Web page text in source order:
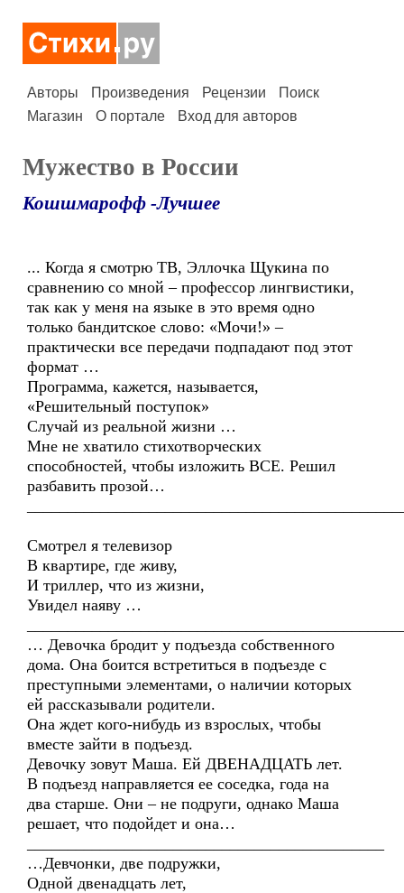
Авторы Произведения Рецензии
Поиск
Магазин
О портале Вход для авторов
Мужество в России
Кошшмарофф -Лучшее
... Когда я смотрю ТВ, Эллочка Щукина по
сравнению со мной – профессор лингвистики,
так как у меня на языке в это время одно
только бандитское слово: «Мочи!» –
практически все передачи подпадают под этот
формат …
Программа, кажется, называется,
«Решительный поступок»
Случай из реальной жизни …
Мне не хватило стихотворческих
способностей, чтобы изложить ВСЕ. Решил
разбавить прозой…
Смотрел я телевизор
В квартире, где живу,
И триллер, что из жизни,
Увидел наяву …
… Девочка бродит у подъезда собственного
дома. Она боится встретиться в подъезде с
преступными элементами, о наличии которых
ей рассказывали родители.
Она ждет кого-нибудь из взрослых, чтобы
вместе зайти в подъезд.
Девочку зовут Маша. Ей ДВЕНАДЦАТЬ лет.
В подъезд направляется ее соседка, года на
два старше. Они – не подруги, однако Маша
решает, что подойдет и она…
…Девчонки, две подружки,
Одной двенадцать лет,